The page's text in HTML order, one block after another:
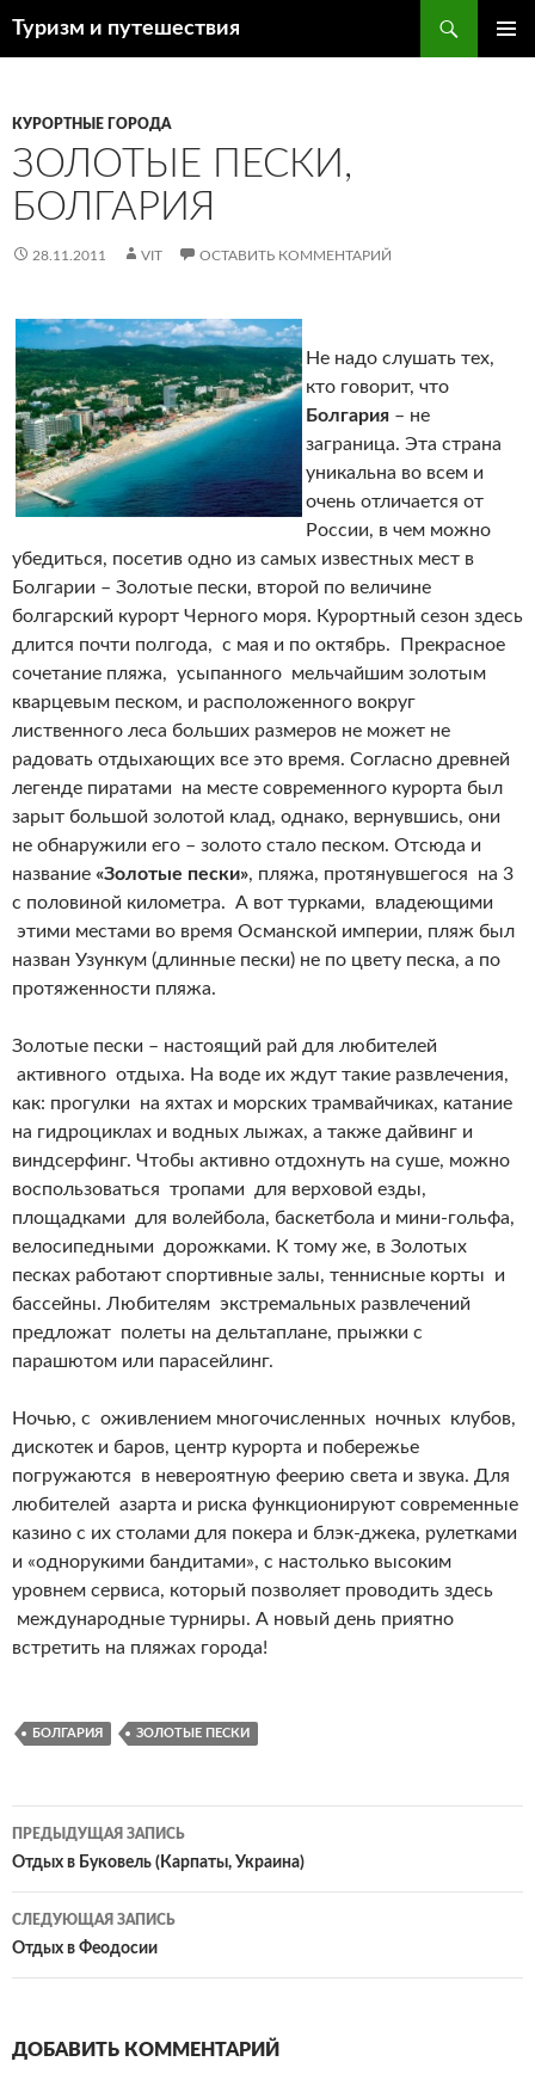
Туризм и путешествия
КУРОРТНЫЕ ГОРОДА
ЗОЛОТЫЕ ПЕСКИ,
БОЛГАРИЯ
28.11.2011 VIT ОСТАВИТЬ КОММЕНТАРИЙ
Не надо слушать тех,
кто говорит, что
Болгария – не
заграница. Эта страна
уникальна во всем и
очень отличается от
России, в чем можно
убедиться, посетив одно из самых известных мест в
Болгарии – Золотые пески, второй по величине
болгарский курорт Черного моря. Курортный сезон здесь
длится почти полгода, с мая и по октябрь. Прекрасное
сочетание пляжа, усыпанного мельчайшим золотым
кварцевым песком, и расположенного вокруг
лиственного леса больших размеров не может не
радовать отдыхающих все это время. Согласно древней
легенде пиратами на месте современного курорта был
зарыт большой золотой клад, однако, вернувшись, они
не обнаружили его – золото стало песком. Отсюда и
название «Золотые пески», пляжа, протянувшегося на 3
с половиной километра. А вот турками, владеющими
этими местами во время Османской империи, пляж был
назван Узункум (длинные пески) не по цвету песка, а по
протяженности пляжа.
Золотые пески – настоящий рай для любителей
активного отдыха. На воде их ждут такие развлечения,
как: прогулки на яхтах и морских трамвайчиках, катание
на гидроциклах и водных лыжах, а также дайвинг и
виндсерфинг. Чтобы активно отдохнуть на суше, можно
воспользоваться тропами для верховой езды,
площадками для волейбола, баскетбола и мини-гольфа,
велосипедными дорожками. К тому же, в Золотых
песках работают спортивные залы, теннисные корты и
бассейны. Любителям экстремальных развлечений
предложат полеты на дельтаплане, прыжки с
парашютом или парасейлинг.
Ночью, с оживлением многочисленных ночных клубов,
дискотек и баров, центр курорта и побережье
погружаются в невероятную феерию света и звука. Для
любителей азарта и риска функционируют современные
казино с их столами для покера и блэк-джека, рулетками
и «однорукими бандитами», с настолько высоким
уровнем сервиса, который позволяет проводить здесь
международные турниры. А новый день приятно
встретить на пляжах города!
БОЛГАРИЯ ЗОЛОТЫЕ ПЕСКИ
Навигация
по
записям
ПРЕДЫДУЩАЯ ЗАПИСЬ
Отдых в Буковель (Карпаты, Украина)
СЛЕДУЮЩАЯ ЗАПИСЬ
Отдых в Феодосии
ДОБАВИТЬ КОММЕНТАРИЙ